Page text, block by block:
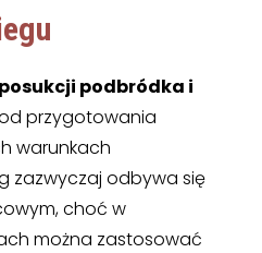
podbródka i
przygotowania
warunkach
zazwyczaj odbywa się
choć w
można zastosować